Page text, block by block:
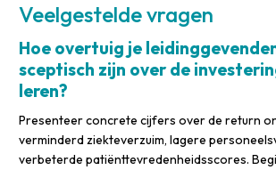
Veelgestelde vragen
Hoe overtuig je
sceptisch zijn over de
leren?
Presenteer concrete cijfers over de return
verminderd ziekteverzuim, lagere
verbeterde patiënttevredenheidsscores.